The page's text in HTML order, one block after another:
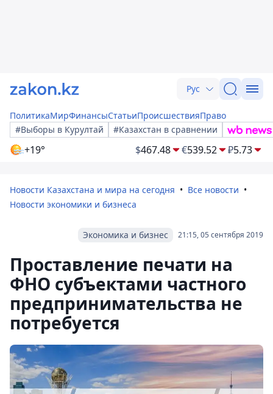
Рус
ПолитикаМирФинансыСтатьиПроисшествияПраво
#Выборы в Курултай
#Казахстан в сравнении
+19° $467.48 €539.52 ₽5.73
Новости Казахстана и мира на сегодня
Все новости
Новости экономики и бизнеса
21:15, 05 сентября 2019
Экономика и бизнес
Проставление печати на
ФНО субъектами частного
предпринимательства не
потребуется